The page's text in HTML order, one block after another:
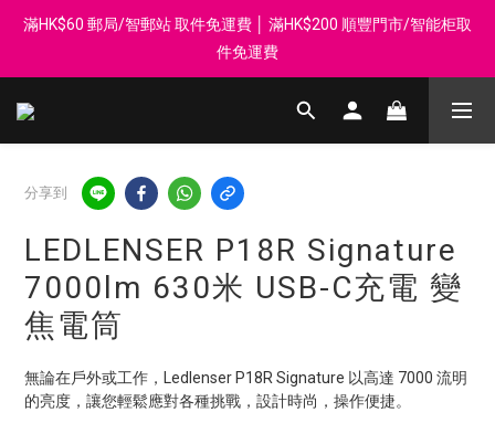
登記會員享每$50回贈$1 │ 滿HK$899 送 N-rit Campack Towel 吸
汗毛巾 韓國制 送完即止
滿HK$60 郵局/智郵站 取件免運費 │ 滿HK$200 順豐門市/智能柜取
件免運費
Whatsapp 98569349 │ 歡迎團體採購, 報價查詢, 接受採購卡
登記會員享每$50回贈$1 │ 滿HK$899 送 N-rit Campack Towel 吸
汗毛巾 韓國制 送完即止
分享到
LEDLENSER P18R Signature
7000lm 630米 USB-C充電 變
焦電筒
無論在戶外或工作，Ledlenser P18R Signature 以高達 7000 流明
的亮度，讓您輕鬆應對各種挑戰，設計時尚，操作便捷。